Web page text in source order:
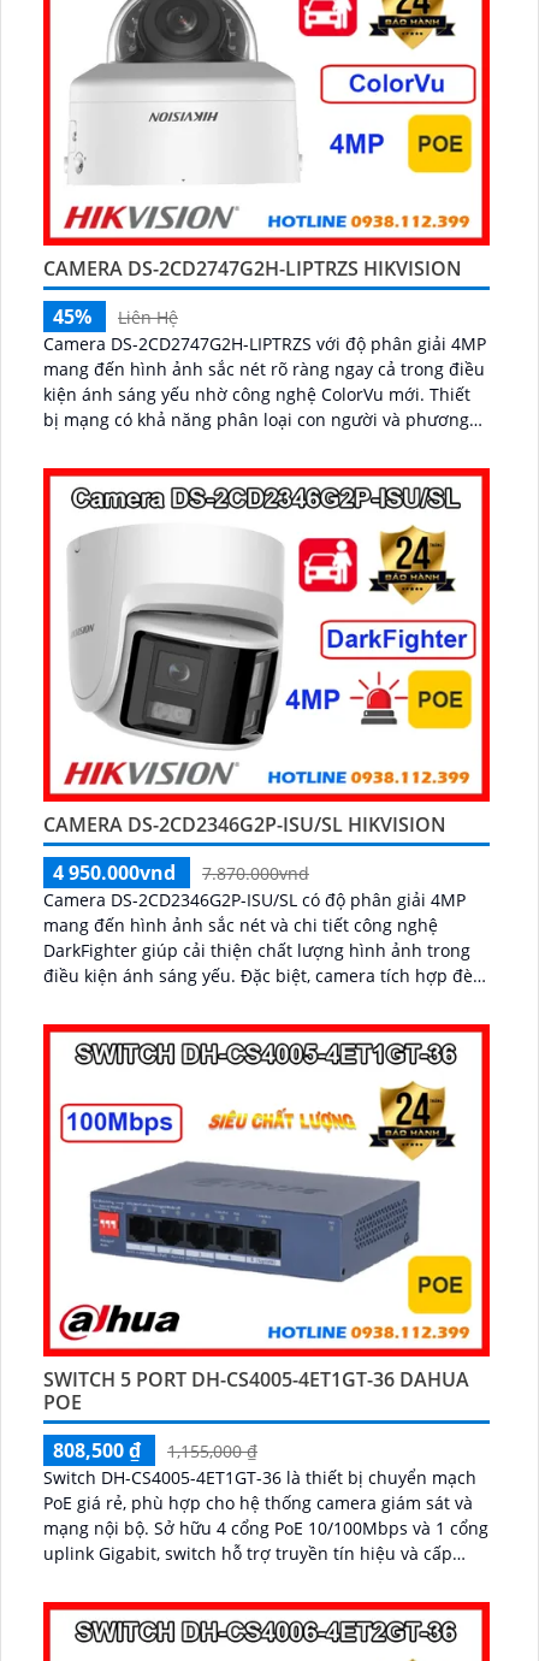
CAMERA DS-2CD2747G2H-LIPTRZS HIKVISION
45%
Liên Hệ
Camera DS-2CD2747G2H-LIPTRZS với độ phân giải 4MP
mang đến hình ảnh sắc nét rõ ràng ngay cả trong điều
kiện ánh sáng yếu nhờ công nghệ ColorVu mới. Thiết
bị mạng có khả năng phân loại con người và phương
CAMERA DS-2CD2346G2P-ISU/SL HIKVISION
4 950.000vnd
7.870.000vnd
Camera DS-2CD2346G2P-ISU/SL có độ phân giải 4MP
mang đến hình ảnh sắc nét và chi tiết công nghệ
DarkFighter giúp cải thiện chất lượng hình ảnh trong
điều kiện ánh sáng yếu. Đặc biệt, camera tích hợp đèn
và âm thanh hai chiều, hỗ trợ giám sát an ninh hiệu
quả...
SWITCH 5 PORT DH-CS4005-4ET1GT-36 DAHUA
POE
808,500 ₫
1,155,000 ₫
Switch DH-CS4005-4ET1GT-36 là thiết bị chuyển mạch
PoE giá rẻ, phù hợp cho hệ thống camera giám sát và
mạng nội bộ. Sở hữu 4 cổng PoE 10/100Mbps và 1 cổng
uplink Gigabit, switch hỗ trợ truyền tín hiệu và cấp